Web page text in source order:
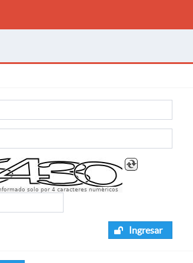
solo por 4 caracteres numèricos
Ingresar